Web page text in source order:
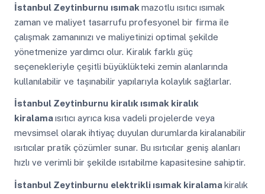
İstanbul Zeytinburnu ısımak mazotlu ısıtıcı ısımak
zaman ve maliyet tasarrufu profesyonel bir firma ile
çalışmak zamanınızı ve maliyetinizi optimal şekilde
yönetmenize yardımcı olur. Kiralık farklı güç
seçenekleriyle çeşitli büyüklükteki zemin alanlarında
kullanılabilir ve taşınabilir yapılarıyla kolaylık sağlarlar.
İstanbul Zeytinburnu kiralık ısımak kiralık
kiralamaısıtıcı ayrıca kısa vadeli projelerde veya
mevsimsel olarak ihtiyaç duyulan durumlarda kiralanabilir
ısıtıcılar pratik çözümler sunar. Bu ısıtıcılar geniş alanları
hızlı ve verimli bir şekilde ısıtabilme kapasitesine sahiptir.
İstanbul Zeytinburnu elektrikli ısımak kiralamakiralık